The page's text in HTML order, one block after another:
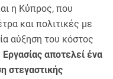
η Κύπρος, που
και πολιτικές με
αύξηση του κόστος
αποτελεί ένα
στεγαστικής